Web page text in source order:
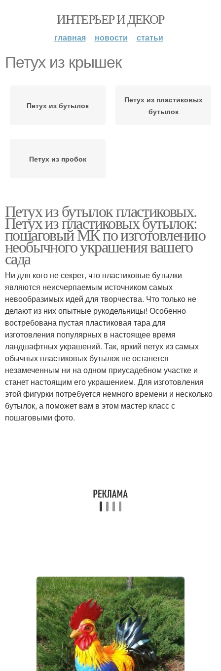
ИНТЕРЬЕР И ДЕКОР
главная новости статьи
Петух из крышек
Петух из бутылок
Петух из пластиковых
бутылок
Петух из пробок
Петух из бутылок пластиковых.
Петух из пластиковых бутылок:
пошаговый МК по изготовлению
необычного украшения вашего
сада
Ни для кого не секрет, что пластиковые бутылки
являются неисчерпаемым источником самых
невообразимых идей для творчества. Что только не
делают из них опытные рукодельницы! Особенно
востребована пустая пластиковая тара для
изготовления популярных в настоящее время
ландшафтных украшений. Так, яркий петух из самых
обычных пластиковых бутылок не останется
незамеченным ни на одном приусадебном участке и
станет настоящим его украшением. Для изготовления
этой фигурки потребуется немного времени и несколько
бутылок, а поможет вам в этом мастер класс с
пошаговыми фото.